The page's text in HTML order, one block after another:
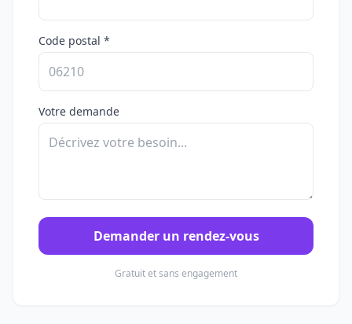
Code postal *
Votre demande
Demander un rendez-vous
Gratuit et sans engagement